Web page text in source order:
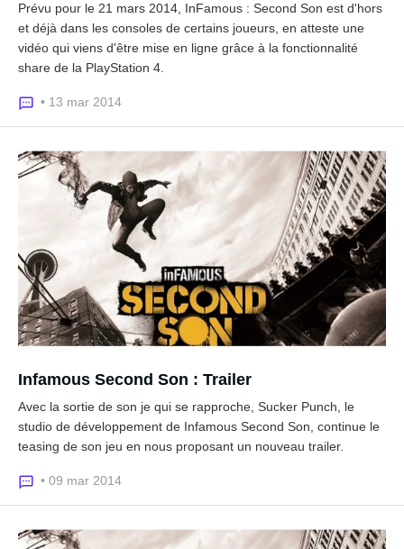
Prévu pour le 21 mars 2014, InFamous : Second Son est d'hors
et déjà dans les consoles de certains joueurs, en atteste une
vidéo qui viens d'être mise en ligne grâce à la fonctionnalité
share de la PlayStation 4.
• 13 mar 2014
Infamous Second Son : Trailer
Avec la sortie de son je qui se rapproche, Sucker Punch, le
studio de développement de Infamous Second Son, continue le
teasing de son jeu en nous proposant un nouveau trailer.
• 09 mar 2014